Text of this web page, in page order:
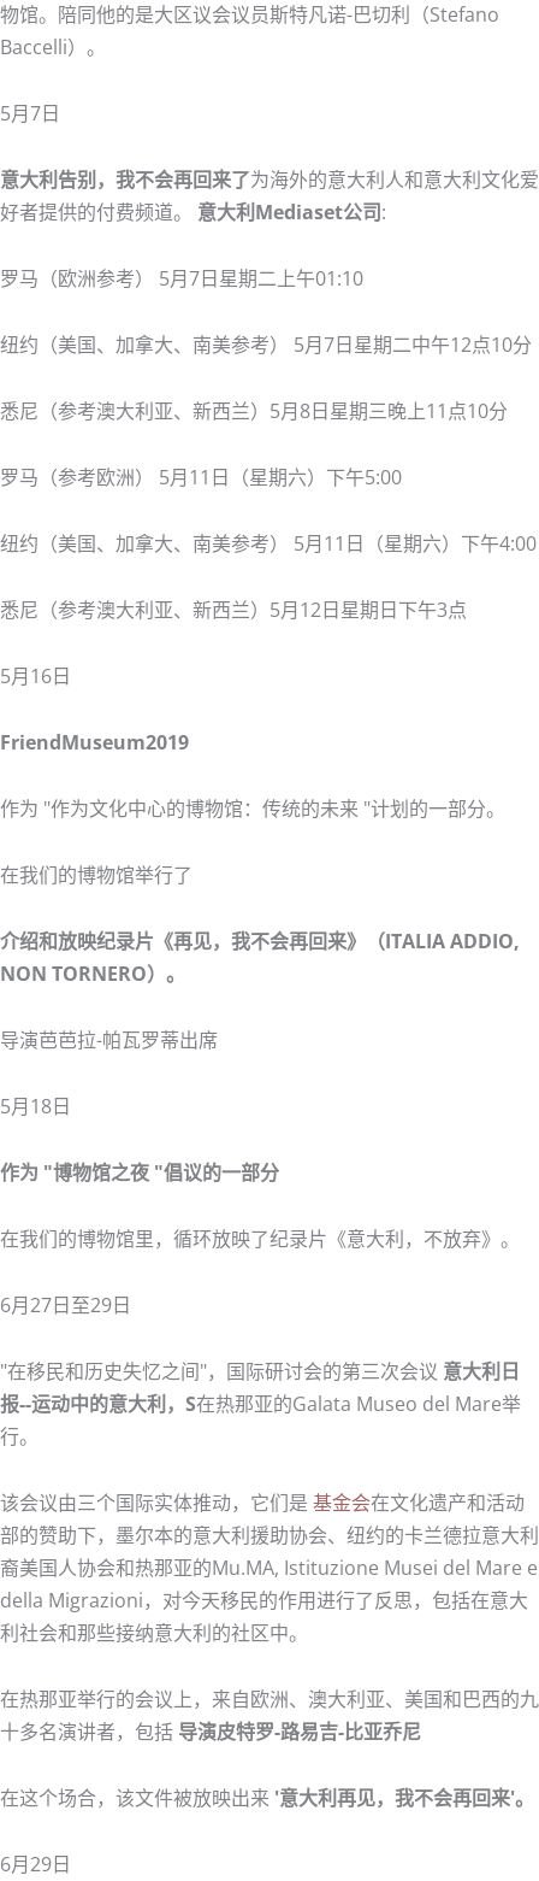
物馆。陪同他的是大区议会议员斯特凡诺-巴切利（Stefano
Baccelli）。
5月7日
意大利告别，我不会再回来了为海外的意大利人和意大利文化爱
好者提供的付费频道。 意大利Mediaset公司:
罗马（欧洲参考） 5月7日星期二上午01:10
纽约（美国、加拿大、南美参考） 5月7日星期二中午12点10分
悉尼（参考澳大利亚、新西兰）5月8日星期三晚上11点10分
罗马（参考欧洲） 5月11日（星期六）下午5:00
纽约（美国、加拿大、南美参考） 5月11日（星期六）下午4:00
悉尼（参考澳大利亚、新西兰）5月12日星期日下午3点
5月16日
FriendMuseum2019
作为 "作为文化中心的博物馆：传统的未来 "计划的一部分。
在我们的博物馆举行了
介绍和放映纪录片《再见，我不会再回来》（ITALIA ADDIO,
NON TORNERO）。
导演芭芭拉-帕瓦罗蒂出席
5月18日
作为 "博物馆之夜 "倡议的一部分
在我们的博物馆里，循环放映了纪录片《意大利，不放弃》。
6月27日至29日
"在移民和历史失忆之间"，国际研讨会的第三次会议 意大利日
报--运动中的意大利，S在热那亚的Galata Museo del Mare举
行。
该会议由三个国际实体推动，它们是 基金会在文化遗产和活动
部的赞助下，墨尔本的意大利援助协会、纽约的卡兰德拉意大利
裔美国人协会和热那亚的Mu.MA, Istituzione Musei del Mare e
della Migrazioni，对今天移民的作用进行了反思，包括在意大
利社会和那些接纳意大利的社区中。
在热那亚举行的会议上，来自欧洲、澳大利亚、美国和巴西的九
十多名演讲者，包括 导演皮特罗-路易吉-比亚乔尼
在这个场合，该文件被放映出来 '意大利再见，我不会再回来'。
6月29日